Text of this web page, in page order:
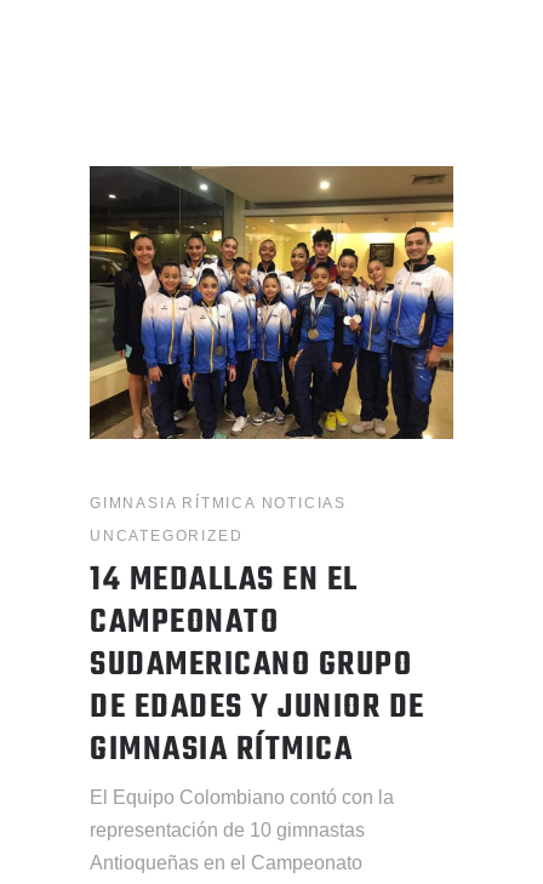
GIMNASIA RÍTMICA NOTICIAS
UNCATEGORIZED
14 MEDALLAS EN EL
CAMPEONATO
SUDAMERICANO GRUPO
DE EDADES Y JUNIOR DE
GIMNASIA RÍTMICA
El Equipo Colombiano contó con la
representación de 10 gimnastas
Antioqueñas en el Campeonato